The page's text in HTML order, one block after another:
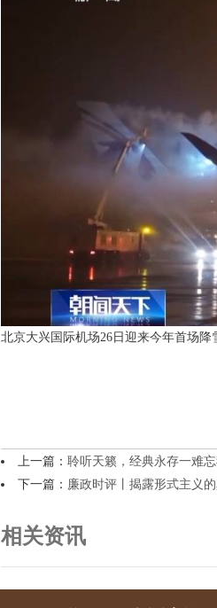
北京大兴国际机场26日迎来今年首场降
上一篇：聆听天籁，经典永存一难
下一篇： 廉政时评丨揭露形式主义
相关资讯